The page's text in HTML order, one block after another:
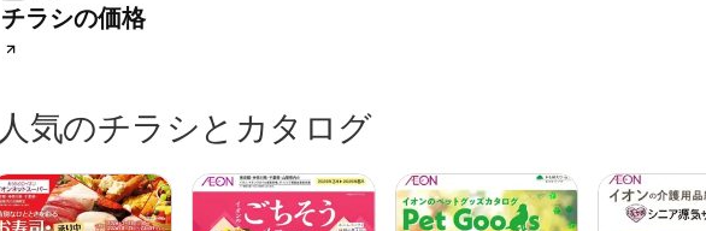
チラシの価格
人気のチラシとカタログ